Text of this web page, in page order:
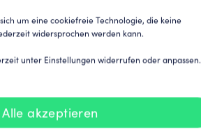
um eine cookiefreie Technologie, die keine
widersprochen werden kann.
unter Einstellungen widerrufen oder anpassen.
Alle akzeptieren